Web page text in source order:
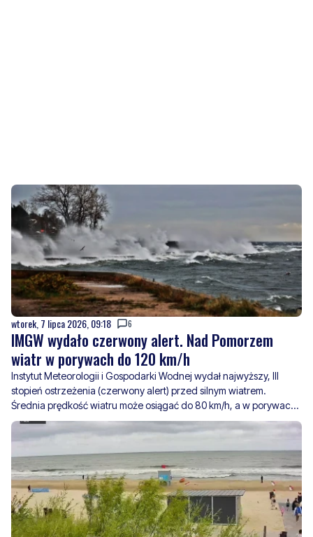
wtorek, 7 lipca 2026, 09:18 6
IMGW wydało czerwony alert. Nad Pomorzem
wiatr w porywach do 120 km/h
Instytut Meteorologii i Gospodarki Wodnej wydał najwyższy, III
stopień ostrzeżenia (czerwony alert) przed silnym wiatrem.
Średnia prędkość wiatru może osiągać do 80 km/h, a w porywach
nawet do 120 km/h. Najsilniejszych podmuchów należy
spodziewać się nad s